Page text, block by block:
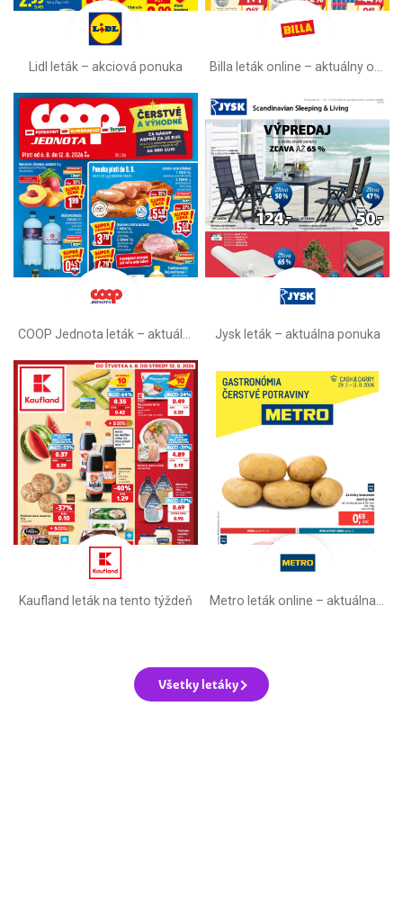
Lidl leták –⁠ akciová ponuka
Jysk leták – aktuálna ponuka
Kaufland leták na tento týždeň
Všetky letáky